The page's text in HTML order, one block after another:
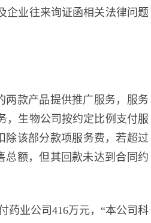
企业往来询证函相关法律问题
两款产品提供推广服务，服务
，生物公司按约定比例支付服
除该部分款项服务费，若超过
总额，但其回款未达到合同约
药业公司416万元，“本公司科